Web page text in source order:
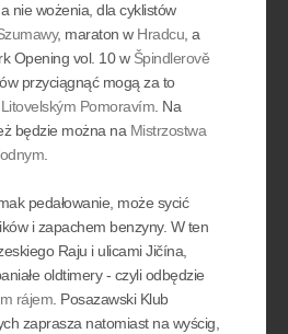
nie wożenia, dla cyklistów
, maraton w Hradcu , a
Opening vol. 10 w Špindlerově
przyciągnąć mogą za to
Litovelským Pomoravím . Na
będzie można na Mistrzostwa
pedałowanie, może sycić
i zapachem benzyny. W ten
Raju i ulicami Jičína,
oldtimery - czyli odbędzie
rájem . Posazawski Klub
zaprasza natomiast na wyścig,